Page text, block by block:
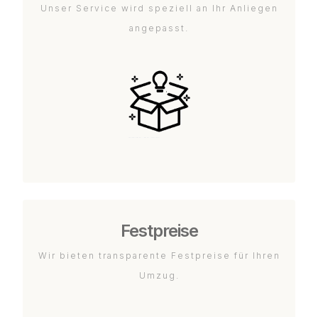
Unser Service wird speziell an Ihr Anliegen
angepasst.
Festpreise
Wir bieten transparente Festpreise für Ihren
Umzug.